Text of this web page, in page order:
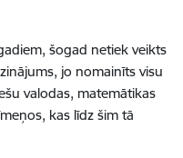
šogad netiek veikts
jo nomainīts visu
valodas, matemātikas
kas līdz šim tā